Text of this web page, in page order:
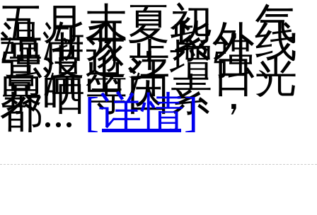
五月末夏初，气
温渐升，紫外线
强度逐步增强、
高温出汗、日光
暴晒等因素，
都...[详情]